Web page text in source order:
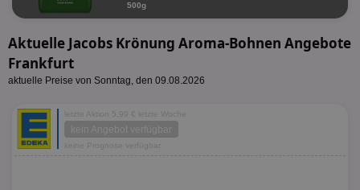
500g
Aktuelle Jacobs Krönung Aroma-Bohnen Angebote
Frankfurt
aktuelle Preise von Sonntag, den 09.08.2026
letzte Aktion 5,99 € letzte Woche
kein Angebot verfügbar
keine Prognose verfügbar